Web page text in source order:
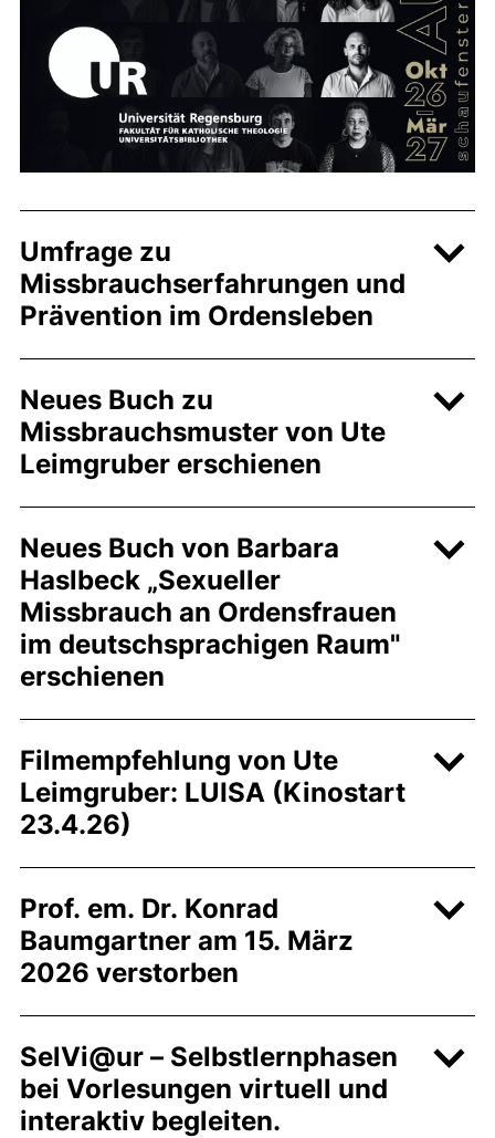
Umfrage zu
Missbrauchserfahrungen und
Prävention im Ordensleben
Neues Buch zu
Missbrauchsmuster von Ute
Leimgruber erschienen
Neues Buch von Barbara
Haslbeck „Sexueller
Missbrauch an Ordensfrauen
im deutschsprachigen Raum"
erschienen
Filmempfehlung von Ute
Leimgruber: LUISA (Kinostart
23.4.26)
Prof. em. Dr. Konrad
Baumgartner am 15. März
2026 verstorben
SelVi@ur – Selbstlernphasen
bei Vorlesungen virtuell und
interaktiv begleiten.